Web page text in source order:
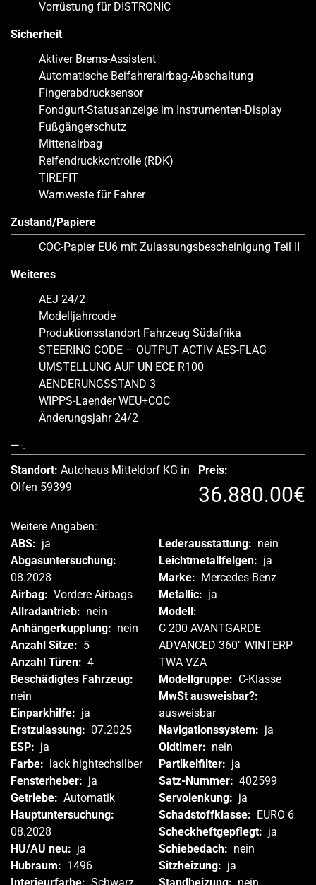
Vorrüstung für DISTRONIC
Sicherheit
Aktiver Brems-Assistent
Automatische Beifahrerairbag-Abschaltung
Fingerabdrucksensor
Fondgurt-Statusanzeige im Instrumenten-Display
Fußgängerschutz
Mittenairbag
Reifendruckkontrolle (RDK)
TIREFIT
Warnweste für Fahrer
Zustand/Papiere
COC-Papier EU6 mit Zulassungsbescheinigung Teil II
Weiteres
AEJ 24/2
Modelljahrcode
Produktionsstandort Fahrzeug Südafrika
STEERING CODE – OUTPUT ACTIV AES-FLAG
UMSTELLUNG AUF UN ECE R100
AENDERUNGSSTAND 3
WIPPS-Laender WEU+COC
Änderungsjahr 24/2
—-.
Standort: Autohaus Mitteldorf KG in
Olfen 59399
Preis:
36.880.00€
Weitere Angaben:
ABS: ja
Abgasuntersuchung:
08.2028
Airbag: Vordere Airbags
Allradantrieb: nein
Anhängerkupplung: nein
Anzahl Sitze: 5
Anzahl Türen: 4
Beschädigtes Fahrzeug:
nein
Einparkhilfe: ja
Erstzulassung: 07.2025
ESP: ja
Farbe:
lack hightechsilber
Fensterheber: ja
Getriebe: Automatik
Hauptuntersuchung:
08.2028
HU/AU neu: ja
Hubraum: 1496
Lederausstattung: nein
Leichtmetallfelgen: ja
Marke: Mercedes-Benz
Metallic: ja
Modell:
C 200 AVANTGARDE
ADVANCED 360° WINTERP
TWA VZA
Modellgruppe: C-Klasse
MwSt ausweisbar?:
ausweisbar
Navigationssystem: ja
Oldtimer: nein
Partikelfilter: ja
Satz-Nummer: 402599
Servolenkung: ja
Schadstoffklasse: EURO 6
Scheckheftgepflegt: ja
Schiebedach: nein
Sitzheizung: ja